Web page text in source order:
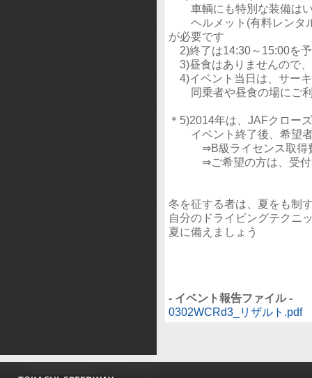
車輌にも特別な装備は
ヘルメット(有料レンタル
が必要です
2)終了は14:30～15:00を
3)昼食はありませんので
4)イベント当日は、サー
同乗者や昼食の場にご利
＊5)2014年は、JAFクロー
イベント終了後、希望
⇒B級ライセンス取得
⇒ご希望の方は、受付
冬を征する者は、夏をも制
自分のドライビングテクニ
夏に備えましょう
- イベント報告ファイル -
0302WCRd3_リザルト.pdf